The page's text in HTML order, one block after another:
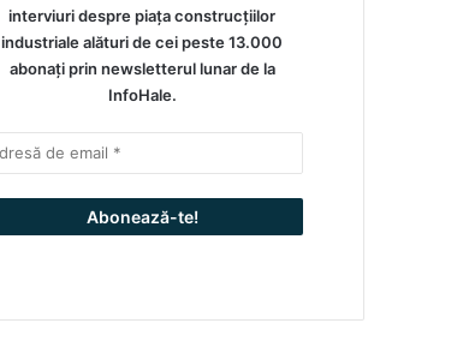
interviuri despre piața construcțiilor
industriale alături de cei peste 13.000
abonați prin newsletterul lunar de la
InfoHale.